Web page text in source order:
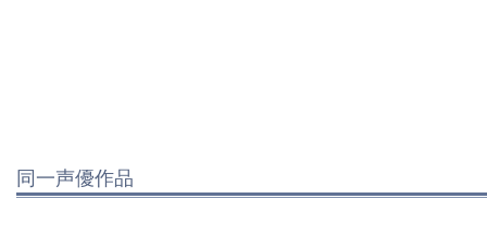
同一声優作品